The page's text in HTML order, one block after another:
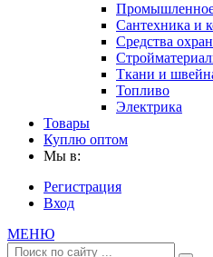
Промышленное
Сантехника и
Средства
Ткани и
Топливо
Электрика
Товары
Куплю оптом
Мы в:
Регистрация
Вход
МЕНЮ